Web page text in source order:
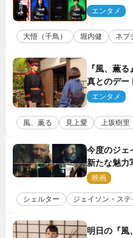
エンタメ
大悟（千鳥） 堀内健 ネプ
『風、薫
真とのデ
「何かのフ
エンタメ
風、薫る 見上愛 上坂樹里
今度のジェ
新たな魅力
真解禁
映画
シェルター ジェイソン・ステ
明日の『風